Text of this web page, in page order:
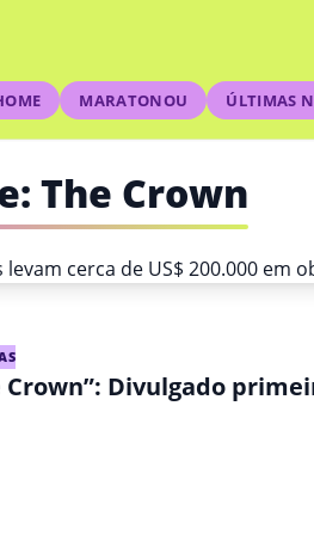
MARATONOU ÚLTIMAS
The Crown
ladrões levam
Crown”: Divulgado